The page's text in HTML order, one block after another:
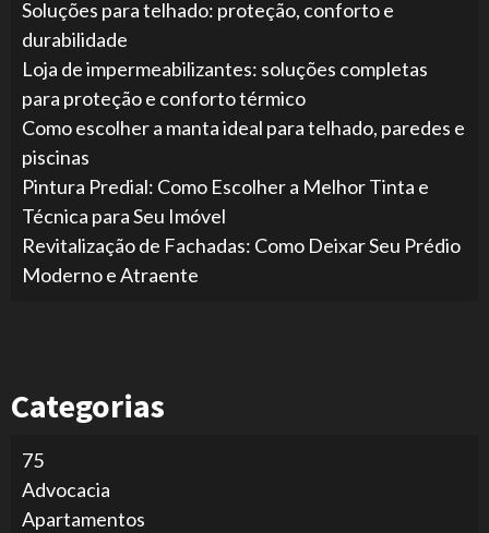
Soluções para telhado: proteção, conforto e
durabilidade
Loja de impermeabilizantes: soluções completas
para proteção e conforto térmico
Como escolher a manta ideal para telhado, paredes e
piscinas
Pintura Predial: Como Escolher a Melhor Tinta e
Técnica para Seu Imóvel
Revitalização de Fachadas: Como Deixar Seu Prédio
Moderno e Atraente
Categorias
75
Advocacia
Apartamentos